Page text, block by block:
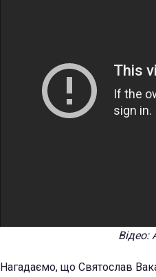
Відео:
Нагадаємо, що Святослав